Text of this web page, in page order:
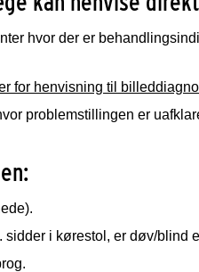
hvor der er
for henvisning til
problemstillingen er
i kørestol, er døv/blind